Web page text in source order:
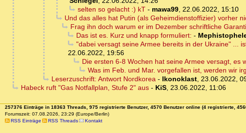
selten so gelacht :) kT- mawa99, 22.06.2022, 15:10
Und das alles hat Putin (als Geheimdienstoffizier) vorher
Frag ihn doch warum er im Dezember schriftliche
Das ist es. Kurz und knapp formuliert: -
"dabei versagt seine Armee bereits in der Ukraine" ...
22.06.2022, 19:56
Die ersten 6-8 Wochen hat seine Armee versagt,
Was im Feb. und Mar. vorgefallen ist, werden wir
Leserzuschrift: Antwort Nordkorea- Ikonoklast, 23.06.2022,
Habeck ruft "Gas Notfallplan, Stufe 2" aus- KiS, 23.06.2022, 11:06
257376 Einträge in 18363 Threads, 975 registrierte Benutzer, 4570 Benutzer online (4 registrierte,
Forumszeit: 07.08.2026, 23:29 (Europe/Berlin)
RSS Einträge
RSS Threads Kontakt